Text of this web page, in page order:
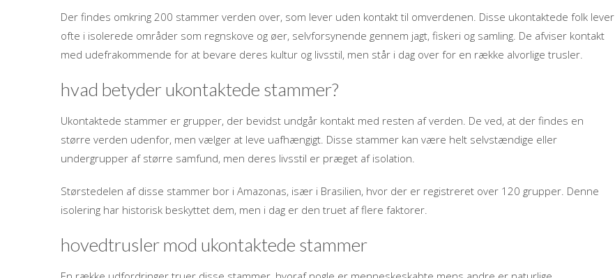
Der findes omkring 200 stammer verden over, som lever uden kontakt til omverdenen. Disse ukontaktede folk lever
ofte i isolerede områder som regnskove og øer, selvforsynende gennem jagt, fiskeri og samling. De afviser kontakt
med udefrakommende for at bevare deres kultur og livsstil, men står i dag over for en række alvorlige trusler.
hvad betyder ukontaktede stammer?
Ukontaktede stammer er grupper, der bevidst undgår kontakt med resten af verden. De ved, at der findes en
større verden udenfor, men vælger at leve uafhængigt. Disse stammer kan være helt selvstændige eller
undergrupper af større samfund, men deres livsstil er præget af isolation.
Størstedelen af disse stammer bor i Amazonas, især i Brasilien, hvor der er registreret over 120 grupper. Denne
isolering har historisk beskyttet dem, men i dag er den truet af flere faktorer.
hovedtrusler mod ukontaktede stammer